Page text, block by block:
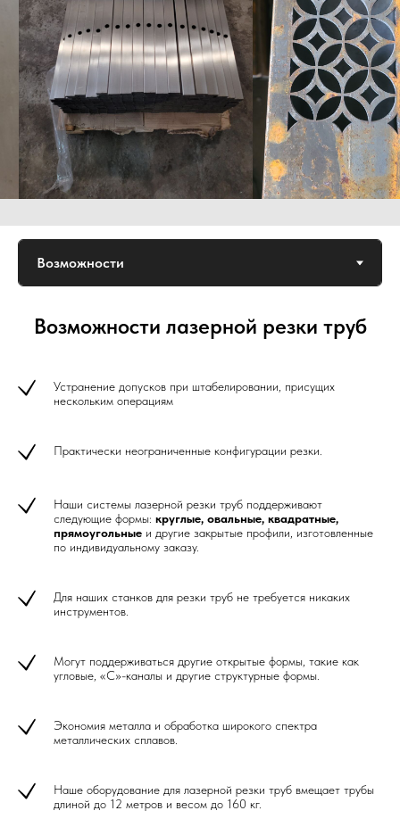
Возможности лазерной резки труб
Устранение допусков при штабелировании, присущих
нескольким операциям
Практически неограниченные конфигурации резки.
Наши системы лазерной резки труб поддерживают
следующие формы: круглые, овальные, квадратные,
прямоугольные и другие закрытые профили, изготовленные
по индивидуальному заказу.
Для наших станков для резки труб не требуется никаких
инструментов.
Могут поддерживаться другие открытые формы, такие как
угловые, «C»-каналы и другие структурные формы.
Экономия металла и обработка широкого спектра
металлических сплавов.
Наше оборудование для лазерной резки труб вмещает трубы
длиной до 12 метров и весом до 160 кг.